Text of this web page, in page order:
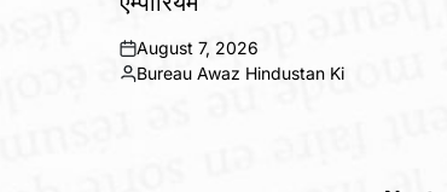
on
August 7, 2026
Posted
Bureau Awaz Hindustan Ki